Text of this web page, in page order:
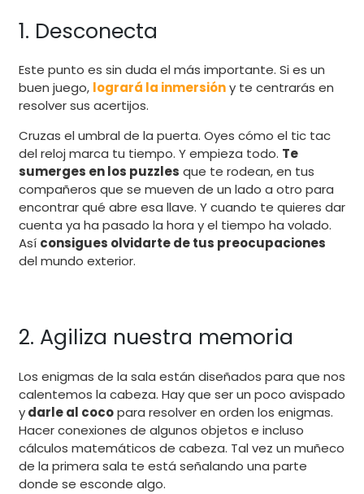
1. Desconecta
Este punto es sin duda el más importante. Si es un
buen juego, logrará la inmersióny te centrarás en
resolver sus acertijos.
Cruzas el umbral de la puerta. Oyes cómo el tic tac
del reloj marca tu tiempo. Y empieza todo. Te
sumerges en los puzzles que te rodean, en tus
compañeros que se mueven de un lado a otro para
encontrar qué abre esa llave. Y cuando te quieres dar
cuenta ya ha pasado la hora y el tiempo ha volado.
Así consigues olvidarte de tus preocupaciones
del mundo exterior.
2. Agiliza nuestra memoria
Los enigmas de la sala están diseñados para que nos
calentemos la cabeza. Hay que ser un poco avispado
ydarle al cocopara resolver en orden los enigmas.
Hacer conexiones de algunos objetos e incluso
cálculos matemáticos de cabeza. Tal vez un muñeco
de la primera sala te está señalando una parte
donde se esconde algo.